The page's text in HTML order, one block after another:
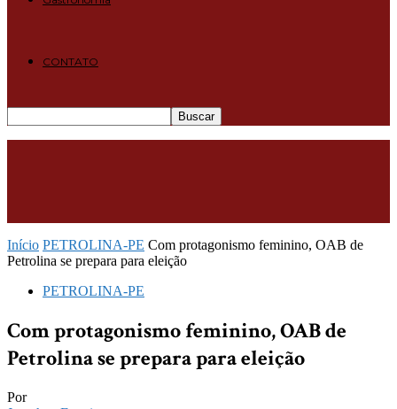
CONTATO
Início PETROLINA-PE Com protagonismo feminino, OAB de
Petrolina se prepara para eleição
PETROLINA-PE
Com protagonismo feminino, OAB de
Petrolina se prepara para eleição
Por